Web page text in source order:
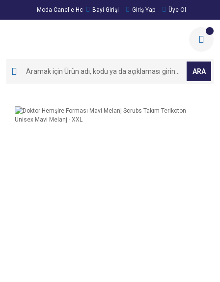
Moda Canel'e Hoşgeldiniz!
Bayi Girişi Giriş Yap Üye Ol
ARA